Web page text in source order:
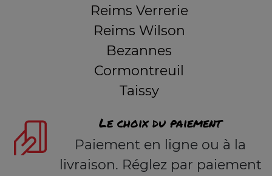
Reims Verrerie
Reims Wilson
Bezannes
Cormontreuil
Taissy
Le choix du paiement
Paiement en ligne ou à la
livraison. Réglez par paiement